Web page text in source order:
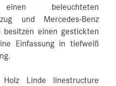
einen beleuchteten
und Mercedes‑Benz
besitzen einen gestickten
Einfassung in tiefweiß
Linde linestructure